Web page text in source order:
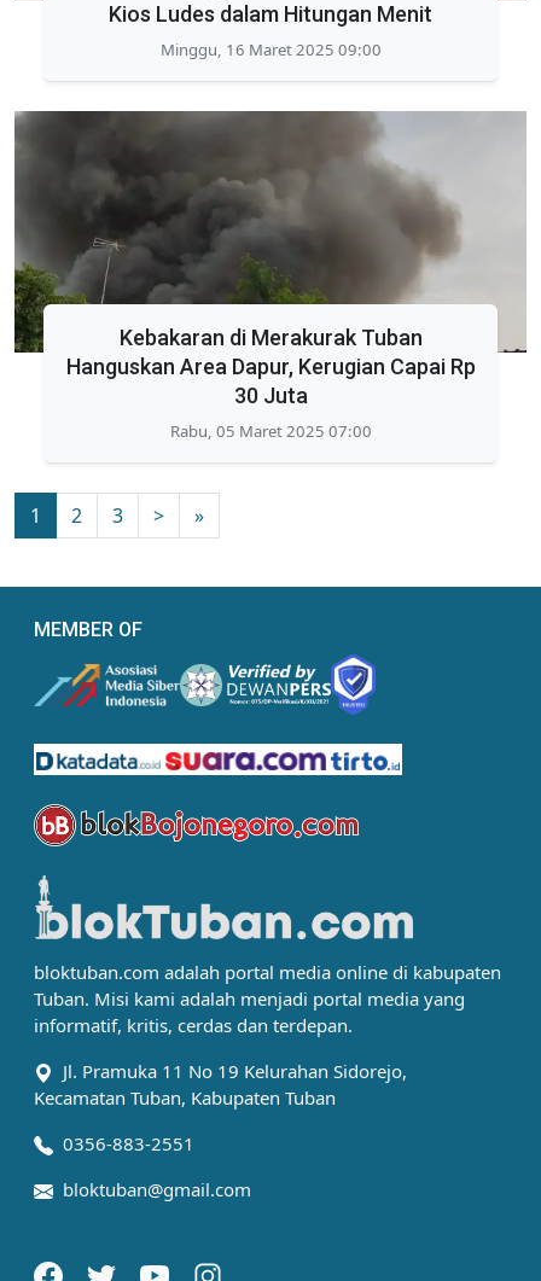
Kios Ludes dalam Hitungan Menit
Minggu, 16 Maret 2025 09:00
Kebakaran di Merakurak Tuban
Hanguskan Area Dapur, Kerugian Capai Rp
30 Juta
Rabu, 05 Maret 2025 07:00
1 2 3 > »
MEMBER OF
bloktuban.com adalah portal media online di kabupaten
Tuban. Misi kami adalah menjadi portal media yang
informatif, kritis, cerdas dan terdepan.
Jl. Pramuka 11 No 19 Kelurahan Sidorejo,
Kecamatan Tuban, Kabupaten Tuban
0356-883-2551
bloktuban@gmail.com